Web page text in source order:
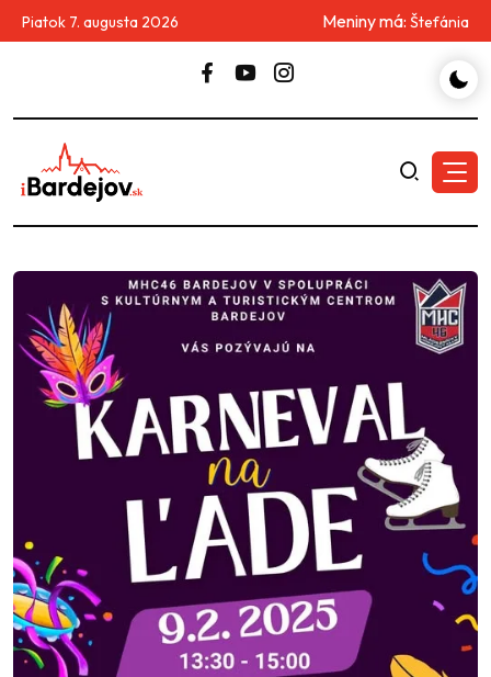
Piatok 7. augusta 2026 Meniny má: Štefánia